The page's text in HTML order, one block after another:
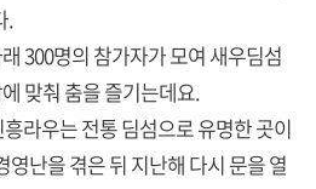
.
300명의 참가자가 모여 새우딤섬
맞춰 춤을 즐기는데요.
라우는 전통 딤섬으로 유명한 곳이
영난을 겪은 뒤 지난해 다시 문을 열